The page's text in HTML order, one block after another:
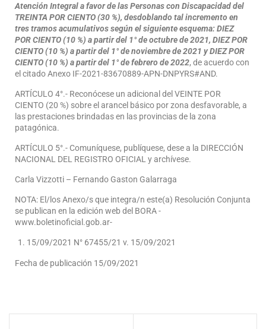
Atención Integral a favor de las Personas con Discapacidad del
TREINTA POR CIENTO (30 %), desdoblando tal incremento en
tres tramos acumulativos según el siguiente esquema: DIEZ
POR CIENTO (10 %) a partir del 1° de octubre de 2021, DIEZ POR
CIENTO (10 %) a partir del 1° de noviembre de 2021 y DIEZ POR
CIENTO (10 %) a partir del 1° de febrero de 2022, de acuerdo con
el citado Anexo IF-2021-83670889-APN-DNPYRS#AND.
ARTÍCULO 4°.- Reconócese un adicional del VEINTE POR
CIENTO (20 %) sobre el arancel básico por zona desfavorable, a
las prestaciones brindadas en las provincias de la zona
patagónica.
ARTÍCULO 5°.- Comuníquese, publíquese, dese a la DIRECCIÓN
NACIONAL DEL REGISTRO OFICIAL y archívese.
Carla Vizzotti – Fernando Gaston Galarraga
NOTA: El/los Anexo/s que integra/n este(a) Resolución Conjunta
se publican en la edición web del BORA -
www.boletinoficial.gob.ar-
15/09/2021 N° 67455/21 v. 15/09/2021
Fecha de publicación 15/09/2021